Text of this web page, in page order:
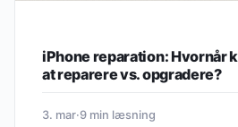
iPhone reparation: Hvornår
at reparere vs. opgradere?
3. mar·9 min læsning